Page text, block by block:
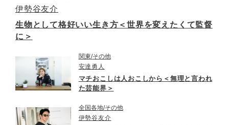
伊勢谷友介
生物として格好いい生き方＜世界を変えたくて監督
に＞
関東 その他
安達勇人
マチおこしは人おこしから＜無理と言われ
た芸能界＞
全国各地 その他
伊勢谷友介